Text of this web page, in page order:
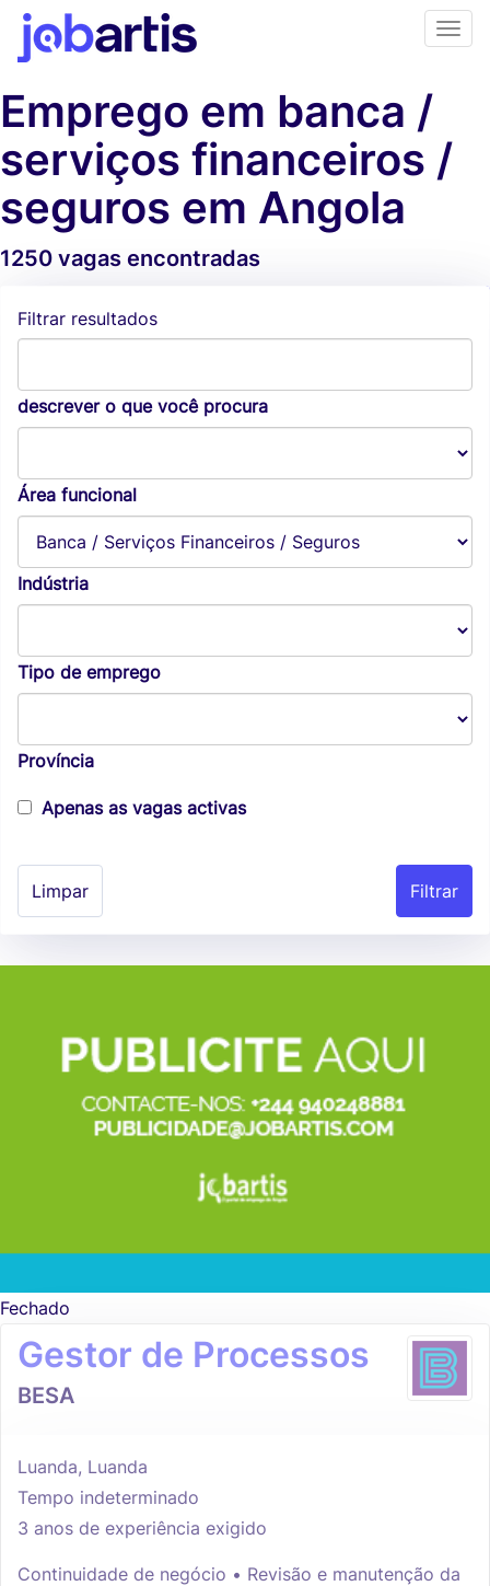
Emprego em banca /
serviços financeiros /
seguros em Angola
1250 vagas encontradas
Filtrar resultados
descrever o que você procura
Área funcional
Indústria
Tipo de emprego
Província
Apenas as vagas activas
Limpar
Fechado
Gestor de Processos
BESA
Luanda, Luanda
Tempo indeterminado
3 anos de experiência exigido
Continuidade de negócio • Revisão e manutenção da